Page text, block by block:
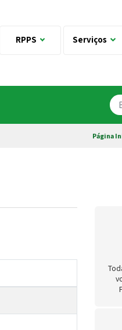
RPPS Serviços
Página